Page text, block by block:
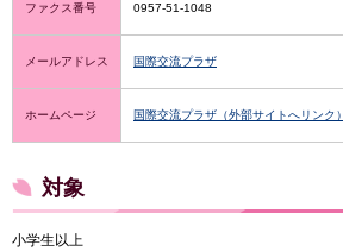
ファクス番号 0957-51-1048
メールアドレス 国際交流プラザ
ホームページ 国際交流プラザ（外部サイトへリンク）
対象
小学生以上